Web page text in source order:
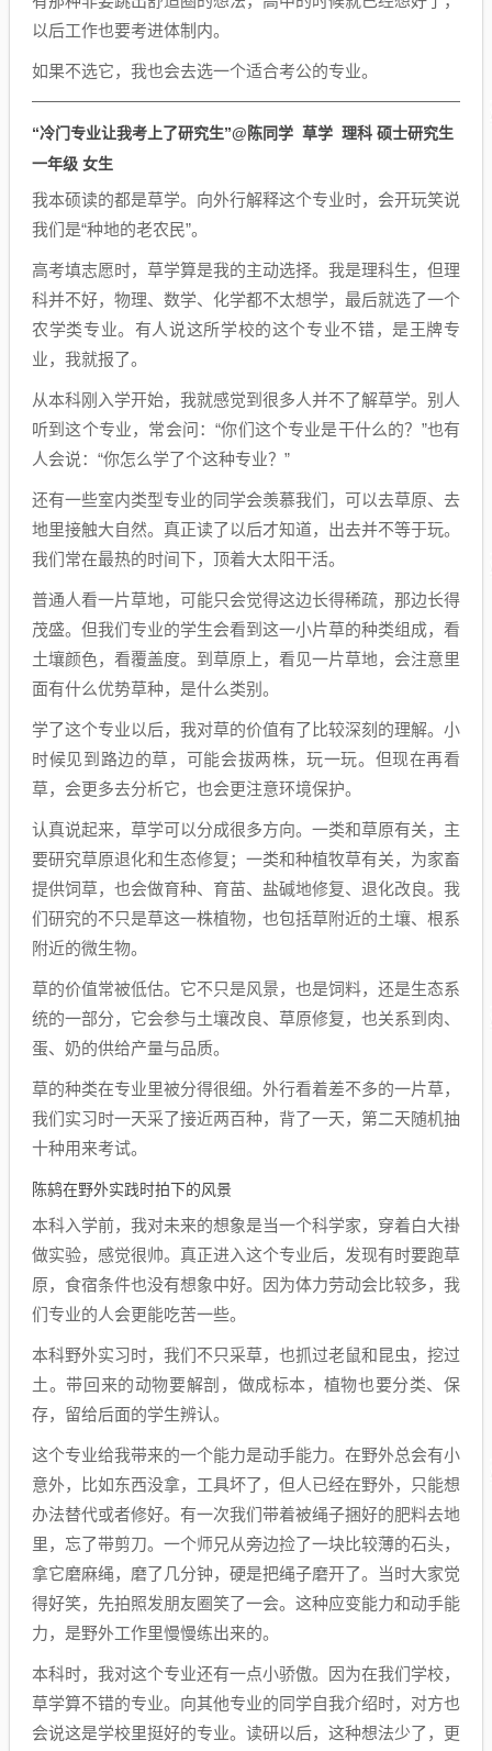
以后工作也要考进体制内。
如果不选它，我也会去选一个适合考公的专业。
“冷门专业让我考上了研究生”@陈同学 草学 理科 硕士研究生
一年级 女生
我本硕读的都是草学。向外行解释这个专业时，会开玩笑说
我们是“种地的老农民”。
高考填志愿时，草学算是我的主动选择。我是理科生，但理
科并不好，物理、数学、化学都不太想学，最后就选了一个
农学类专业。有人说这所学校的这个专业不错，是王牌专
业，我就报了。
从本科刚入学开始，我就感觉到很多人并不了解草学。别人
听到这个专业，常会问：“你们这个专业是干什么的？”也有
人会说：“你怎么学了个这种专业？”
还有一些室内类型专业的同学会羡慕我们，可以去草原、去
地里接触大自然。真正读了以后才知道，出去并不等于玩。
我们常在最热的时间下，顶着大太阳干活。
普通人看一片草地，可能只会觉得这边长得稀疏，那边长得
茂盛。但我们专业的学生会看到这一小片草的种类组成，看
土壤颜色，看覆盖度。到草原上，看见一片草地，会注意里
面有什么优势草种，是什么类别。
学了这个专业以后，我对草的价值有了比较深刻的理解。小
时候见到路边的草，可能会拔两株，玩一玩。但现在再看
草，会更多去分析它，也会更注意环境保护。
认真说起来，草学可以分成很多方向。一类和草原有关，主
要研究草原退化和生态修复；一类和种植牧草有关，为家畜
提供饲草，也会做育种、育苗、盐碱地修复、退化改良。我
们研究的不只是草这一株植物，也包括草附近的土壤、根系
附近的微生物。
草的价值常被低估。它不只是风景，也是饲料，还是生态系
统的一部分，它会参与土壤改良、草原修复，也关系到肉、
蛋、奶的供给产量与品质。
草的种类在专业里被分得很细。外行看着差不多的一片草，
我们实习时一天采了接近两百种，背了一天，第二天随机抽
十种用来考试。
陈鸫在野外实践时拍下的风景
本科入学前，我对未来的想象是当一个科学家，穿着白大褂
做实验，感觉很帅。真正进入这个专业后，发现有时要跑草
原，食宿条件也没有想象中好。因为体力劳动会比较多，我
们专业的人会更能吃苦一些。
本科野外实习时，我们不只采草，也抓过老鼠和昆虫，挖过
土。带回来的动物要解剖，做成标本，植物也要分类、保
存，留给后面的学生辨认。
这个专业给我带来的一个能力是动手能力。在野外总会有小
意外，比如东西没拿，工具坏了，但人已经在野外，只能想
办法替代或者修好。有一次我们带着被绳子捆好的肥料去地
里，忘了带剪刀。一个师兄从旁边捡了一块比较薄的石头，
拿它磨麻绳，磨了几分钟，硬是把绳子磨开了。当时大家觉
得好笑，先拍照发朋友圈笑了一会。这种应变能力和动手能
力，是野外工作里慢慢练出来的。
本科时，我对这个专业还有一点小骄傲。因为在我们学校，
草学算不错的专业。向其他专业的同学自我介绍时，对方也
会说这是学校里挺好的专业。读研以后，这种想法少了，更